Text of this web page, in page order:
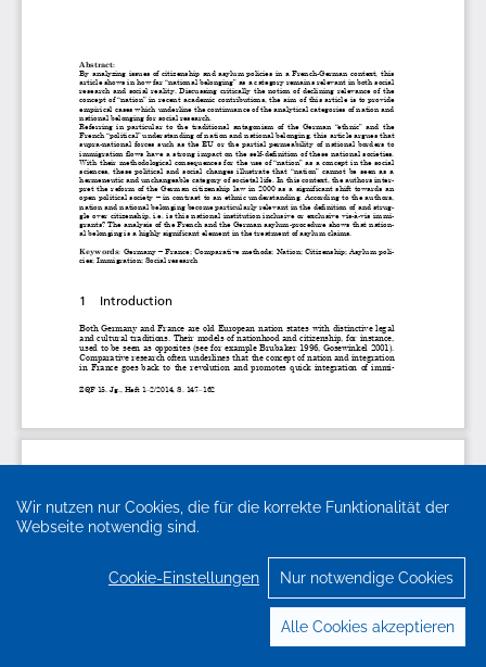
Wir nutzen nur Cookies, die für die korrekte Funktionalität der
Webseite notwendig sind.
Cookie-Einstellungen Nur notwendige Cookies
Alle Cookies akzeptieren